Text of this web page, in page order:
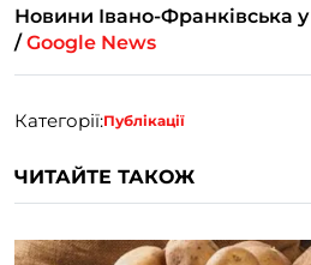
Новини Івано-Франківська у
/Google News
Категорії:Публікації
ЧИТАЙТЕ ТАКОЖ